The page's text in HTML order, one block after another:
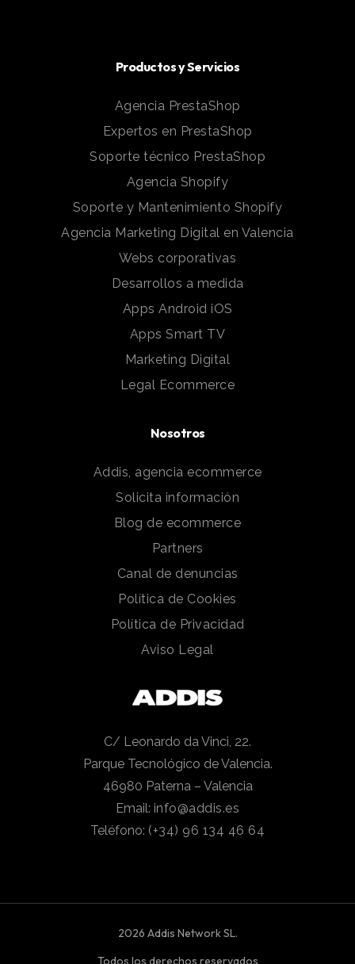
Productos y Servicios
Agencia PrestaShop
Expertos en PrestaShop
Soporte técnico PrestaShop
Agencia Shopify
Soporte y Mantenimiento Shopify
Agencia Marketing Digital en Valencia
Webs corporativas
Desarrollos a medida
Apps Android iOS
Apps Smart TV
Marketing Digital
Legal Ecommerce
Nosotros
Addis, agencia ecommerce
Solicita información
Blog de ecommerce
Partners
Canal de denuncias
Política de Cookies
Política de Privacidad
Aviso Legal
C/ Leonardo da Vinci, 22.
Parque Tecnológico de Valencia.
46980 Paterna – Valencia
Email: info@addis.es
Teléfono: (+34) 96 134 46 64
2026 Addis Network SL.
Todos los derechos reservados